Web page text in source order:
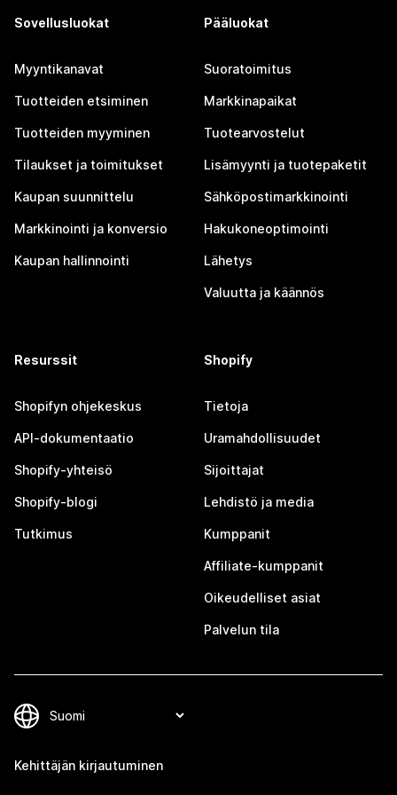
Sovellusluokat
Myyntikanavat
Tuotteiden etsiminen
Tuotteiden myyminen
Tilaukset ja toimitukset
Kaupan suunnittelu
Markkinointi ja konversio
Kaupan hallinnointi
Pääluokat
Suoratoimitus
Markkinapaikat
Tuotearvostelut
Lisämyynti ja tuotepaketit
Sähköpostimarkkinointi
Hakukoneoptimointi
Lähetys
Valuutta ja käännös
Resurssit
Shopifyn ohjekeskus
API-dokumentaatio
Shopify-yhteisö
Shopify-blogi
Tutkimus
Shopify
Tietoja
Uramahdollisuudet
Sijoittajat
Lehdistö ja media
Kumppanit
Affiliate-kumppanit
Oikeudelliset asiat
Palvelun tila
Kehittäjän kirjautuminen